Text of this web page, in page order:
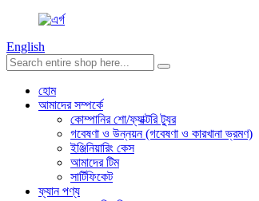
English
হোম
আমাদের সম্পর্কে
কোম্পানির শো/ফ্যাক্টরি ট্যুর
গবেষণা ও উন্নয়ন (গবেষণা ও কারখানা ভ্রমণ)
ইঞ্জিনিয়ারিং কেস
আমাদের টিম
সার্টিফিকেট
ফ্যান পণ্য